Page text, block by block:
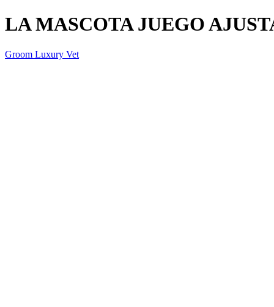
LA MASCOTA JUEGO
Groom Luxury Vet